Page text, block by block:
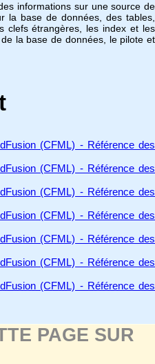
informations sur une source de
la base de données, des tables,
clefs étrangères, les index et les
la base de données, le pilote et
(CFML) - Référence des
(CFML) - Référence des
(CFML) - Référence des
(CFML) - Référence des
(CFML) - Référence des
(CFML) - Référence des
(CFML) - Référence des
PAGE SUR